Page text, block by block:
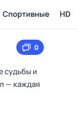
Спортивные HD
0
судьбы и
— каждая